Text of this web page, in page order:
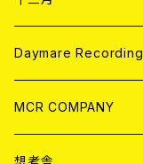
アパレル
ANALOG
CD
ANALOG
Daymare
CD
ANALOG
MCR COMPANY
CD
想考舎